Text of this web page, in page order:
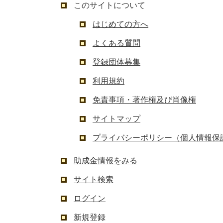
このサイトについて
はじめての方へ
よくある質問
登録団体募集
利用規約
免責事項・著作権及び肖像権
サイトマップ
プライバシーポリシー（個人情報保
助成金情報をみる
サイト検索
ログイン
新規登録